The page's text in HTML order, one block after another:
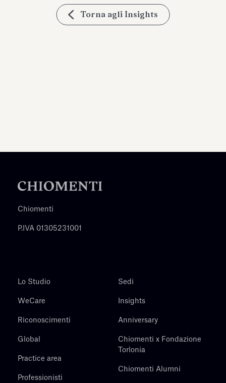
Torna agli Insights
Chiomenti
P.IVA 01305231001
Lo Studio
WeCare
Riconoscimenti
Global
Practice area
Professionisti
Sedi
Insights
Anniversary
Chiomenti x Fondazione
Torlonia
Chiomenti Alumni